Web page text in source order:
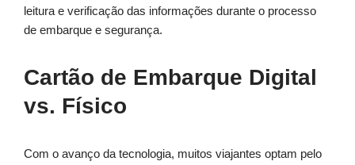
leitura e verificação das informações durante o processo
de embarque e segurança.
Cartão de Embarque Digital
vs. Físico
Com o avanço da tecnologia, muitos viajantes optam pelo